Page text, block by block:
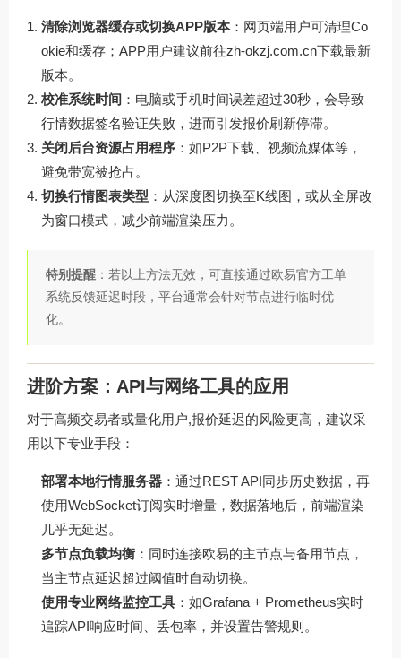
清除浏览器缓存或切换APP版本：网页端用户可清理Co
okie和缓存；APP用户建议前往zh-okzj.com.cn下载最新
版本。
校准系统时间 ：电脑或手机时间误差超过30秒，会导致
行情数据签名验证失败，进而引发报价刷新停滞。
关闭后台资源占用程序 ：如P2P下载、视频流媒体等，
避免带宽被抢占。
切换行情图表类型 ：从深度图切换至K线图，或从全屏改
为窗口模式，减少前端渲染压力。
特别提醒 ：若以上方法无效，可直接通过欧易官方工单
系统反馈延迟时段，平台通常会针对节点进行临时优
化。
进阶方案：API与网络工具的应用
对于高频交易者或量化用户,报价延迟的风险更高，建议采
用以下专业手段：
部署本地行情服务器 ：通过REST API同步历史数据，再
使用WebSocket订阅实时增量，数据落地后，前端渲染
几乎无延迟。
多节点负载均衡 ：同时连接欧易的主节点与备用节点，
当主节点延迟超过阈值时自动切换。
使用专业网络监控工具 ：如Grafana + Prometheus实时
追踪API响应时间、丢包率，并设置告警规则。